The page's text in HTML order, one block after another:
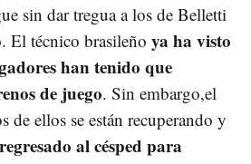
sin dar tregua a los de Belletti
El técnico brasileño ya ha visto
han tenido que
de juego. Sin embargo,el
de ellos se están recuperando y
al césped para